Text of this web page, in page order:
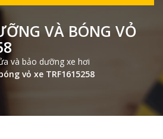
VÀ BÓNG VỎ
và bảo dưỡng xe hơi
vỏ xe TRF1615258